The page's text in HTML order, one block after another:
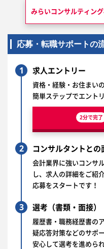
みらいコンサルティン
応募・転職サポートの
1 求人エントリー
資格・経験・お住まい
簡単ステップでエント
2分で完了
2 コンサルタントとの
会計業界に強いコンサ
し、求人の詳細をご紹
応募をスタートです！
3 選考（書類・面接）
履歴書・職務経歴書の
疑応答対策などのサポ
安心して選考を進められ